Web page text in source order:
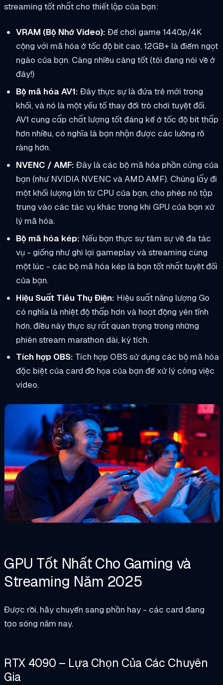
streaming tốt nhất cho thiết lập của bạn:
VRAM (Bộ Nhớ Video): Để chơi game 1440p/4K
cộng với mã hóa ở tốc độ bit cao, 12GB+ là điểm ngọt
ngào của bạn. Càng nhiều càng tốt (tôi đang nói về ở
đây!)
Bộ mã hóa AV1: Đây thực sự là đứa trẻ mới trong
khối, và nó là một yếu tố thay đổi trò chơi tuyệt đối.
AV1 cung cấp chất lượng tốt đáng kể ở tốc độ bit thấp
hơn nhiều, có nghĩa là bạn nhận được các luồng rõ
ràng hơn.
NVENC / AMF: Đây là các bộ mã hóa phần cứng của
bạn (như NVIDIA NVENC và AMD AMF). Chúng lấy đi
một khối lượng lớn từ CPU của bạn, cho phép nó tập
trung vào các tác vụ khác trong khi GPU của bạn xử
lý mã hóa.
Bộ mã hóa kép: Nếu bạn thực sự tâm sự về đa tác
vụ - giống như ghi lại gameplay và streaming cùng
một lúc - các bộ mã hóa kép là bạn tốt nhất tuyệt đối
của bạn.
Hiệu Suất Tiêu Thụ Điện: Hiệu suất năng lượng Go
có nghĩa là nhiệt độ thấp hơn và hoạt động yên tĩnh
hơn, điều này thực sự rất quan trọng trong những
phiên stream marathon dài, kỳ tích.
Tích hợp OBS: Tích hợp OBS sử dụng các bộ mã hóa
đặc biệt của card đồ họa của bạn để xử lý công việc
video.
GPU Tốt Nhất Cho Gaming và
Streaming Năm 2025
Được rồi, hãy chuyển sang phần hay - các card đang
tạo sóng năm nay.
RTX 4090 – Lựa Chọn Của Các Chuyên
Gia